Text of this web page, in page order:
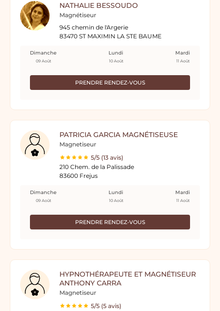
NATHALIE BESSOUDO
Magnétiseur
945 chemin de l'Argerie
83470 ST MAXIMIN LA STE BAUME
PRENDRE RENDEZ-VOUS
Dimanche
09 Août
Lundi
10 Août
Mardi
11 Août
PATRICIA GARCIA MAGNÉTISEUSE
Magnetiseur
5/5 (13 avis)
210 Chem. de la Palissade
83600 Frejus
PRENDRE RENDEZ-VOUS
Dimanche
09 Août
Lundi
10 Août
Mardi
11 Août
HYPNOTHÉRAPEUTE ET MAGNÉTISEUR
ANTHONY CARRA
Magnetiseur
5/5 (5 avis)